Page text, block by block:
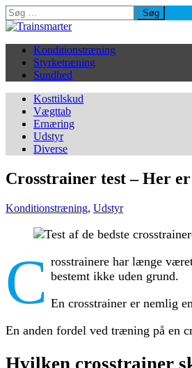
Søg
efter:
Konditionstræning
Styrketræning
Sundhed
Kosttilskud
Vægttab
Ernæring
Udstyr
Diverse
Crosstrainer test – Her
Konditionstræning, Udstyr
C rosstrainere har længe
bestemt ikke uden grund.
En crosstrainer er nemlig
En anden fordel ved træning på en